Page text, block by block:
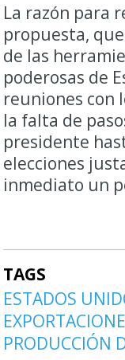
La razón para
propuesta,
de las
poderosas de
reuniones con
la falta de
presidente
elecciones
inmediato un
TAGS
ESTADOS
PRODUCCIÓN